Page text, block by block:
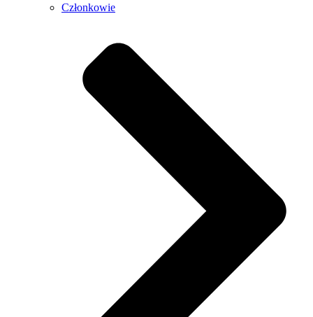
Członkowie